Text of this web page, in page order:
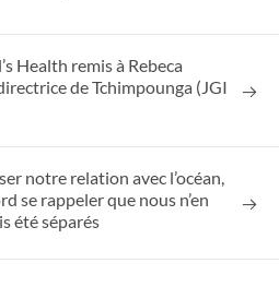
Health remis à Rebeca
de Tchimpounga (JGI
notre relation avec l’océan,
se rappeler que nous n’en
été séparés